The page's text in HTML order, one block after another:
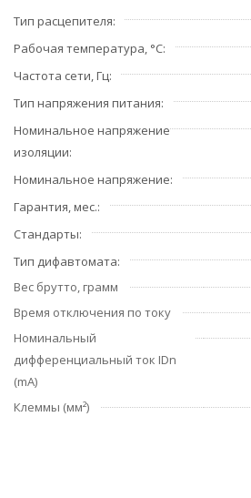
Тип расцепителя
Рабочая температура, °С
Частота сети, Гц
Тип напряжения питания
Номинальное напряжение
изоляции
Номинальное напряжение
Гарантия, мес.
Стандарты
Тип дифавтомата
Вес брутто, грамм
Время отключения по току
Номинальный
дифференциальный ток IDn
(mA)
Клеммы (мм²)